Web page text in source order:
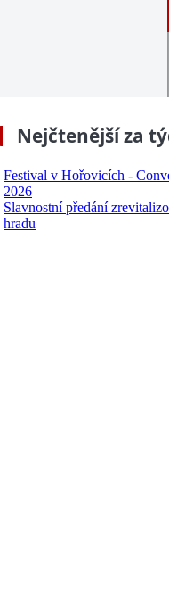
Nejčtenější za
Festival v Hořovicích -
2026
Slavnostní předání
hradu